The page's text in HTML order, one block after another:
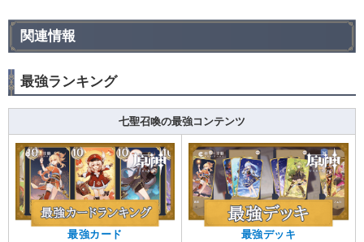
関連情報
最強ランキング
七聖召喚の最強コンテンツ
最強カード 最強デッキ